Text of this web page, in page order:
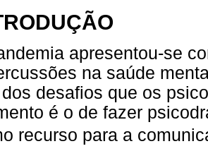
apresentou-se
na saúde
desafios que os
é o de fazer
recurso para a